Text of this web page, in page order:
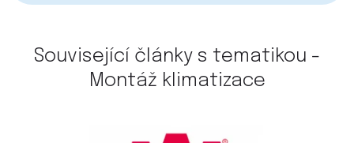
Související články s tematikou -
Montáž klimatizace